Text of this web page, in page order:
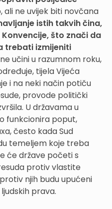
ne uvijek biti novčana
istih takvih čina,
što znači da
trebati izmijeniti
učini u razumnom roku,
tijela Vijeća
i na neki način potiču
provode politički
U državama u
funkcionira poput,
često kada Sud
temeljem koje treba
će države početi s
protiv vlastite
njih budu upućeni
prava.